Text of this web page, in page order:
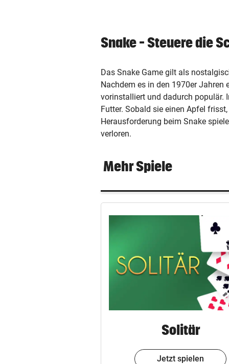
Snake – Steuere die
Das Snake Game gilt als
Nachdem es in den 1970er
vorinstalliert und dadurch populär.
Futter. Sobald sie einen Apfel
Herausforderung beim Snake
verloren.
Mehr Spiele
Solitär
Jetzt spielen